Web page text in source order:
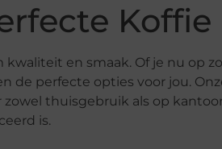
kwaliteit en smaak. Of je nu op
de perfecte opties voor jou.
zowel thuisgebruik als op
is.